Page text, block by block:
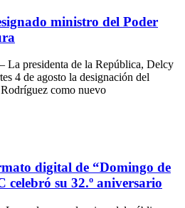
ministro del Poder
La presidenta de la República, Delcy
4 de agosto la designación del
como nuevo
digital de “Domingo de
celebró su 32.º aniversario